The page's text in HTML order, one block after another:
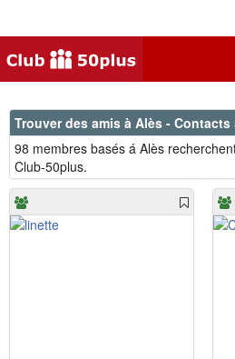
Trouver des amis à Alès - Contacts
98 membres basés á Alès
Club-50plus.